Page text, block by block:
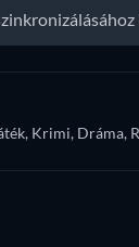
Krimi, Dráma,